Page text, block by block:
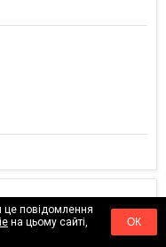
це повідомлення
на цьому сайті,
ОК